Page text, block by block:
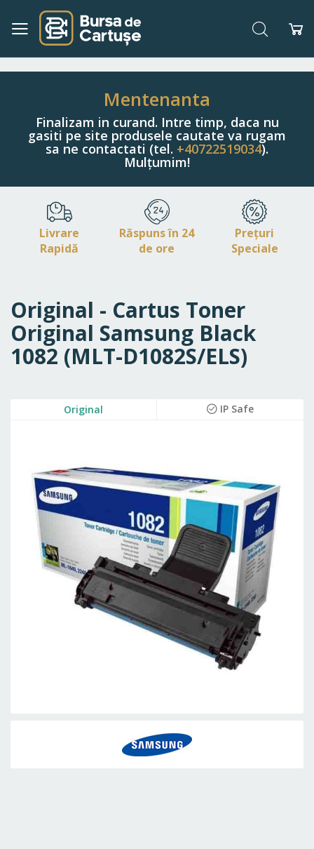
Navigați
Conținut
Căutare
Mentenanta
Finalizam in curand. Intre timp, daca nu
gasiti pe site produsele cautate va rugam
sa ne contactati (tel. +40722519034).
Mulțumim!
Livrare
Rapidă
Răspuns în 24
de ore
Prețuri
Speciale
Original - Cartus Toner
Original Samsung Black
1082 (MLT-D1082S/ELS)
images
gallery
Original IP Safe